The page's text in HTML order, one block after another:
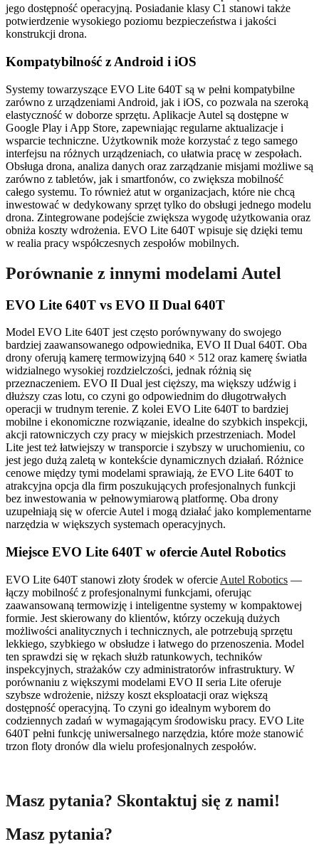
jego dostępność operacyjną. Posiadanie klasy C1 stanowi także
potwierdzenie wysokiego poziomu bezpieczeństwa i jakości
konstrukcji drona.
Kompatybilność z Android i iOS
Systemy towarzyszące EVO Lite 640T są w pełni kompatybilne
zarówno z urządzeniami Android, jak i iOS, co pozwala na szeroką
elastyczność w doborze sprzętu. Aplikacje Autel są dostępne w
Google Play i App Store, zapewniając regularne aktualizacje i
wsparcie techniczne. Użytkownik może korzystać z tego samego
interfejsu na różnych urządzeniach, co ułatwia pracę w zespołach.
Obsługa drona, analiza danych oraz zarządzanie misjami możliwe są
zarówno z tabletów, jak i smartfonów, co zwiększa mobilność
całego systemu. To również atut w organizacjach, które nie chcą
inwestować w dedykowany sprzęt tylko do obsługi jednego modelu
drona. Zintegrowane podejście zwiększa wygodę użytkowania oraz
obniża koszty wdrożenia. EVO Lite 640T wpisuje się dzięki temu
w realia pracy współczesnych zespołów mobilnych.
Porównanie z innymi modelami Autel
EVO Lite 640T vs EVO II Dual 640T
Model EVO Lite 640T jest często porównywany do swojego
bardziej zaawansowanego odpowiednika, EVO II Dual 640T. Oba
drony oferują kamerę termowizyjną 640 × 512 oraz kamerę światła
widzialnego wysokiej rozdzielczości, jednak różnią się
przeznaczeniem. EVO II Dual jest cięższy, ma większy udźwig i
dłuższy czas lotu, co czyni go odpowiednim do długotrwałych
operacji w trudnym terenie. Z kolei EVO Lite 640T to bardziej
mobilne i ekonomiczne rozwiązanie, idealne do szybkich inspekcji,
akcji ratowniczych czy pracy w miejskich przestrzeniach. Model
Lite jest też łatwiejszy w transporcie i szybszy w uruchomieniu, co
jest jego dużą zaletą w kontekście dynamicznych działań. Różnice
cenowe między tymi modelami sprawiają, że EVO Lite 640T to
atrakcyjna opcja dla firm poszukujących profesjonalnych funkcji
bez inwestowania w pełnowymiarową platformę. Oba drony
uzupełniają się w ofercie Autel i mogą działać jako komplementarne
narzędzia w większych systemach operacyjnych.
Miejsce EVO Lite 640T w ofercie Autel Robotics
EVO Lite 640T stanowi złoty środek w ofercie Autel Robotics —
łączy mobilność z profesjonalnymi funkcjami, oferując
zaawansowaną termowizję i inteligentne systemy w kompaktowej
formie. Jest skierowany do klientów, którzy oczekują dużych
możliwości analitycznych i technicznych, ale potrzebują sprzętu
lekkiego, szybkiego w obsłudze i łatwego do przenoszenia. Model
ten sprawdzi się w rękach służb ratunkowych, techników
inspekcyjnych, strażaków czy administratorów infrastruktury. W
porównaniu z większymi modelami EVO II seria Lite oferuje
szybsze wdrożenie, niższy koszt eksploatacji oraz większą
dostępność operacyjną. To czyni go idealnym wyborem do
codziennych zadań w wymagającym środowisku pracy. EVO Lite
640T pełni funkcję uniwersalnego narzędzia, które może stanowić
trzon floty dronów dla wielu profesjonalnych zespołów.
Masz pytania? Skontaktuj się z nami!
Masz pytania?